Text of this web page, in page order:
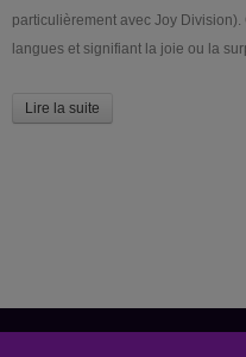
particulièrement avec Joy
langues et signifiant la joie ou la
Lire la suite